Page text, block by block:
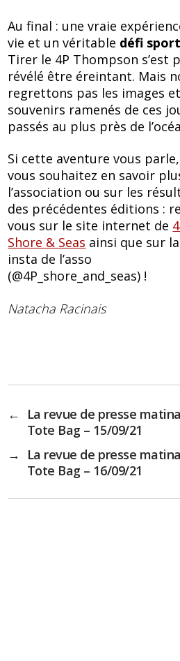
Au final : une vraie
vie et un véritable défi
Tirer le 4P Thompson s’est
révélé être éreintant. Mais
regrettons pas les images et
souvenirs ramenés de ces
passés au plus près de
Si cette aventure vous
vous souhaitez en savoir
l’association ou sur les
des précédentes éditions :
vous sur le site internet de
Shore & Seas ainsi que sur
insta de l’asso
(@4P_shore_and_seas) !
Natacha Racinais
←
La revue de presse
Tote Bag – 15/09/21
→
La revue de presse
Tote Bag – 16/09/21